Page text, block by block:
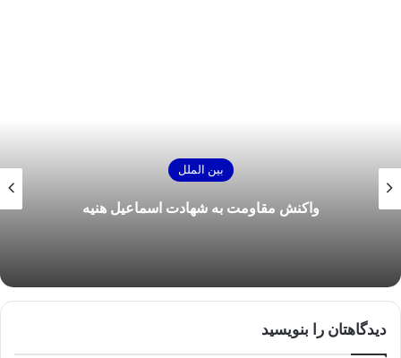
بین الملل
واکنش مقاومت به شهادت اسماعیل هنیه
دیدگاهتان را بنویسید